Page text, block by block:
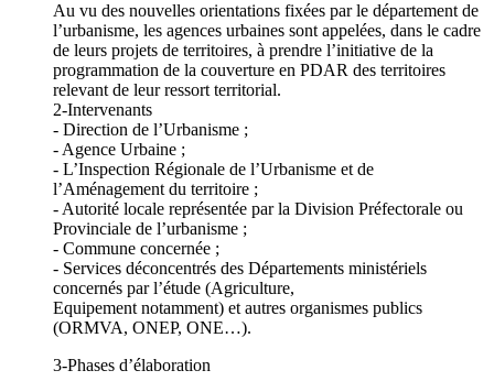
Au vu des nouvelles orientations fixées par le département de
l’urbanisme, les agences urbaines sont appelées, dans le cadre
de leurs projets de territoires, à prendre l’initiative de la
programmation de la couverture en PDAR des territoires
relevant de leur ressort territorial.
2-Intervenants
- Direction de l’Urbanisme ;
- Agence Urbaine ;
- L’Inspection Régionale de l’Urbanisme et de
l’Aménagement du territoire ;
- Autorité locale représentée par la Division Préfectorale ou
Provinciale de l’urbanisme ;
- Commune concernée ;
- Services déconcentrés des Départements ministériels
concernés par l’étude (Agriculture,
Equipement notamment) et autres organismes publics
(ORMVA, ONEP, ONE…).
3-Phases d’élaboration